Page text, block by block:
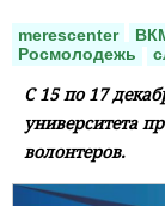
merescenter
Росмолодежь
С 15 по 17
университета
волонтеров.